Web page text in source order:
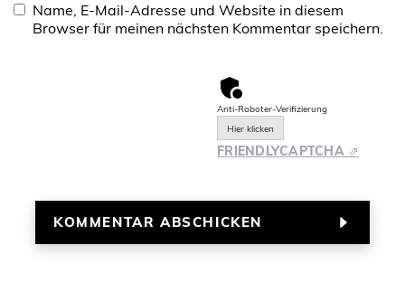
Name, E-Mail-Adresse und Website in diesem
Browser für meinen nächsten Kommentar speichern.
Anti-Roboter-Verifizierung
Hier klicken
FRIENDLYCAPTCHA ⇗